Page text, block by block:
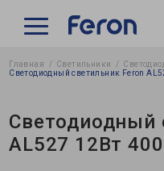
Главная Светильники
Светодиодный светильник Feron
Светодиодный
AL527 12Вт